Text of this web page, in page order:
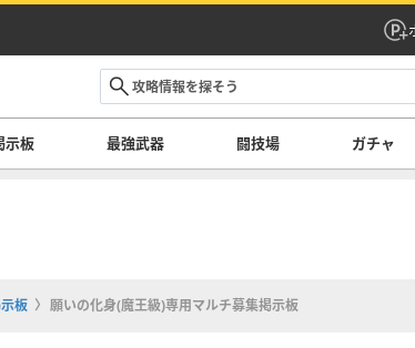
示板 最強武器 闘技場 ガチャ
板 願いの化身(魔王級)専用マルチ募集掲示板